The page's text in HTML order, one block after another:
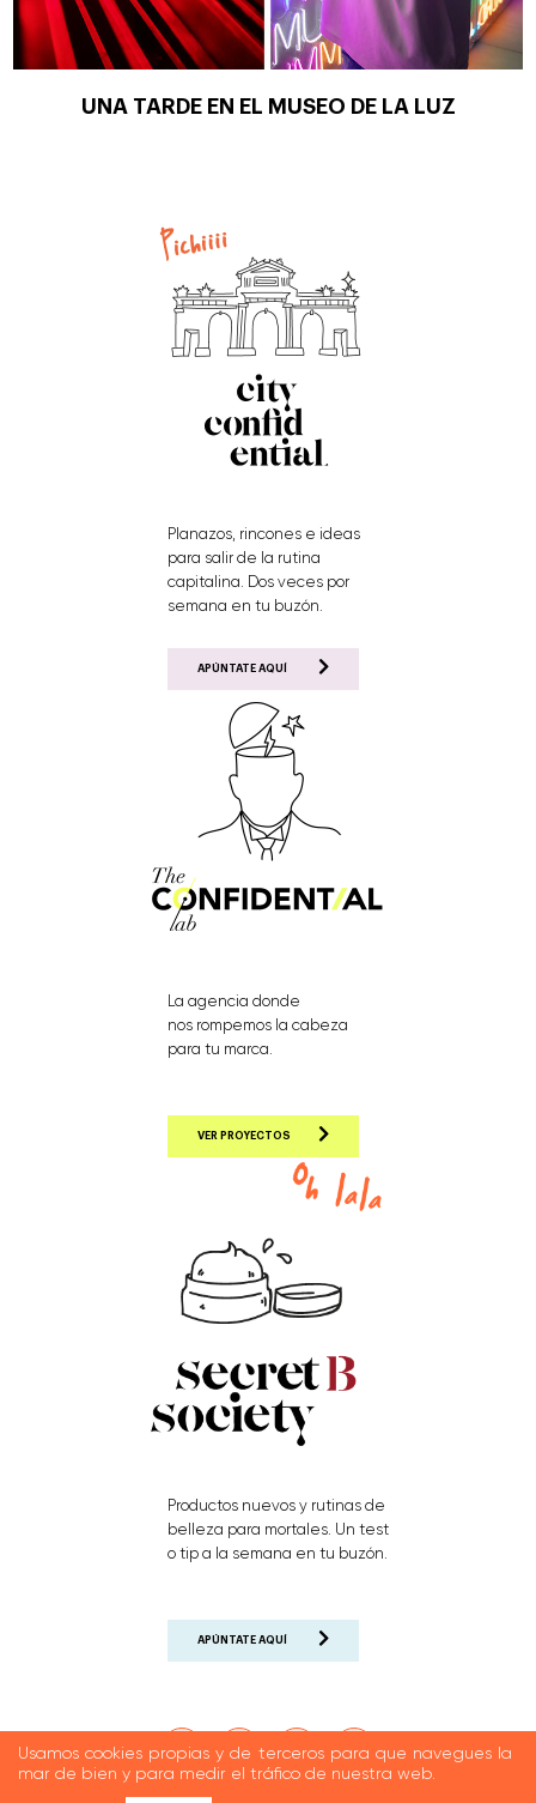
UNA TARDE EN EL MUSEO DE LA LUZ
Planazos, rincones e ideas
para salir de la rutina
capitalina. Dos veces por
semana en tu buzón.
APÚNTATE AQUÍ
La agencia donde
nos rompemos la cabeza
para tu marca.
VER PROYECTOS
Productos nuevos y rutinas de
belleza para mortales. Un test
o tip a la semana en tu buzón.
APÚNTATE AQUÍ
Usamos cookies propias y de terceros para que navegues la
mar de bien y para medir el tráfico de nuestra web.